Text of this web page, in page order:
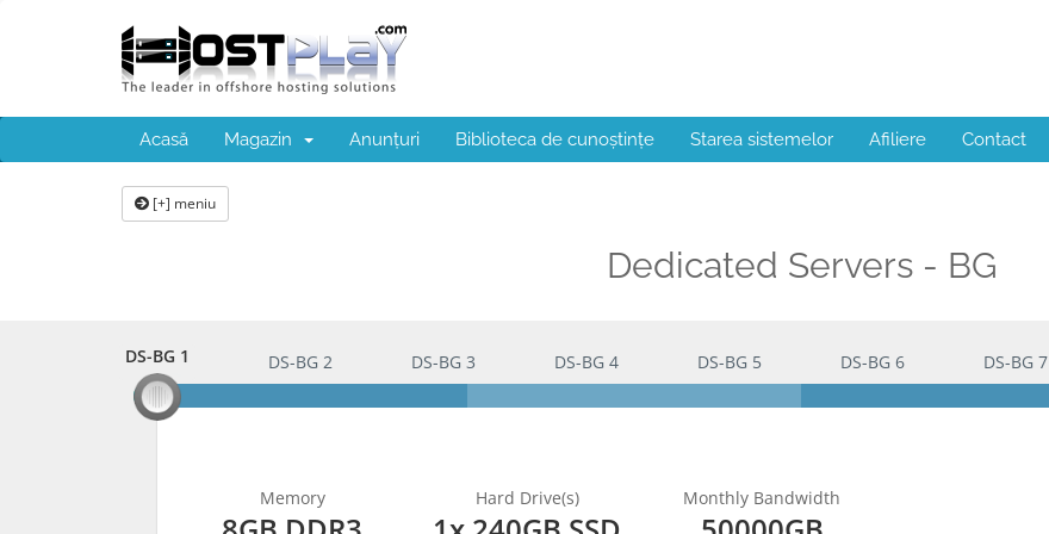
Acasă Magazin Anunțuri Biblioteca de cunoștințe Starea sistemelor Afiliere Contact
[+] meniu
Dedicated Servers - BG
DS-BG 1
DS-BG 1 DS-BG 2 DS-BG 3 DS-BG 4 DS-BG 5 DS-BG 6 DS-BG 7
Memory Hard Drive(s) Monthly Bandwidth